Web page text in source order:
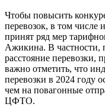
Чтобы повысить
перевозок, в том
принят ряд мер
Ажикина. В частности,
расстояние
важно отметить, что
перевозки в 2024 году
чем на повагонные
ЦФТО.